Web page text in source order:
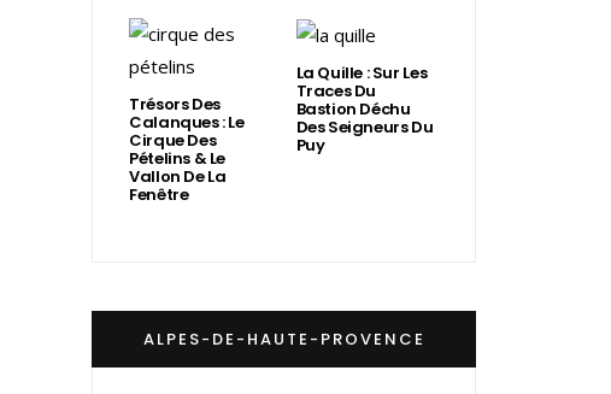
Trésors Des
Calanques : Le
Cirque Des
Pételins & Le
Vallon De La
Fenêtre
La Quille : Sur Les
Traces Du
Bastion Déchu
Des Seigneurs Du
Puy
ALPES-DE-HAUTE-PROVENCE